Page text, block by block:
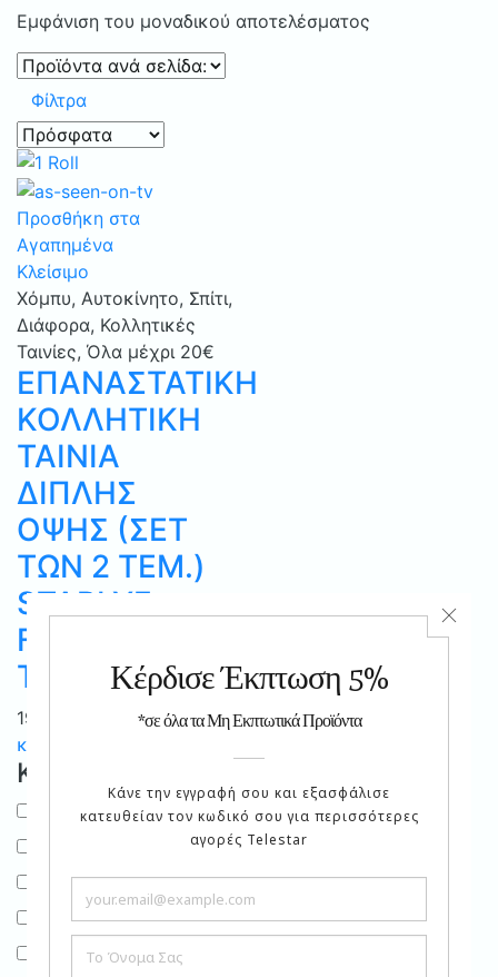
κλείσιμο
Κατηγορίες
Σώματα Καλοριφέρ
Καθαρισμός
Σκούπες χειρός
Σκούπες ρομπότ
Αποχνουδωτές
Ατμοκαθαριστές
Βούρτσες Ατμού
Περιποίηση Κατοικίδιων
Εμφάνιση του μοναδικού αποτελέσματος
Φίλτρα
Προσθήκη στα
Αγαπημένα
Κλείσιμο
Χόμπυ, Αυτοκίνητο, Σπίτι,
Διάφορα, Κολλητικές
Ταινίες, Όλα μέχρι 20€
ΕΠΑΝΑΣΤΑΤΙΚΗ
ΚΟΛΛΗΤΙΚΗ
ΤΑΙΝΙΑ
ΔΙΠΛΗΣ
ΟΨΗΣ (ΣΕΤ
ΤΩΝ 2 ΤΕΜ.)
STARLYF
FANTASTIC
TAPE
19.90